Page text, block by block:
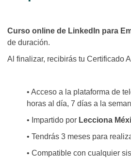
Curso online de LinkedIn para
de duración.
Al finalizar, recibirás tu Certificado
• Acceso a la plataforma de
horas al día, 7 días a la
• Impartido por Lecciona
• Tendrás 3 meses para
• Compatible con cualquier